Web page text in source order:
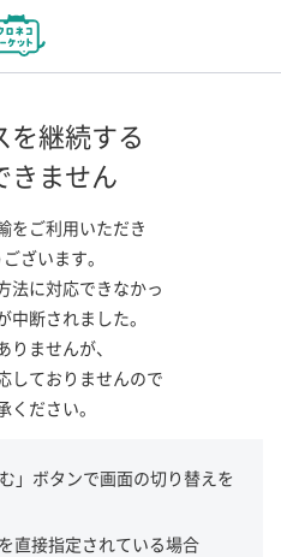
を継続する
きません
をご利用いただき
ざいます。
法に対応できなかっ
中断されました。
りませんが、
しておりませんので
ください。
」ボタンで画面の切り替えを
直接指定されている場合